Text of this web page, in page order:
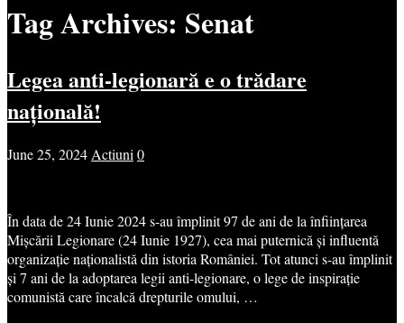
Tag Archives: Senat
Legea anti-legionară e o trădare
națională!
June 25, 2024 Actiuni 0
În data de 24 Iunie 2024 s-au împlinit 97 de ani de la înființarea
Mișcării Legionare (24 Iunie 1927), cea mai puternică și influentă
organizație naționalistă din istoria României. Tot atunci s-au împlinit
și 7 ani de la adoptarea legii anti-legionare, o lege de inspirație
comunistă care încalcă drepturile omului, …